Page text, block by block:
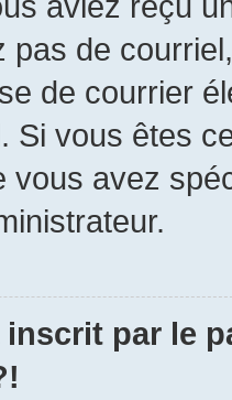
pas de
de courrier
Si vous êtes
vous avez
inscrit par le